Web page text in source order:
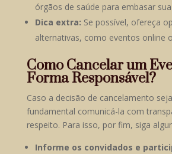
órgãos de saúde para embasar
Dica extra: Se possível, ofereça
alternativas, como eventos online
Como Cancelar um
Forma Responsável?
Caso a decisão de cancelamento
fundamental comunicá-la com
respeito. Para isso, por fim, siga
Informe os convidados e